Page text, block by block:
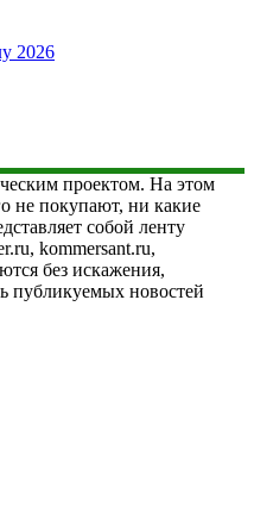
2026
проектом. На этом
не покупают, ни какие
собой ленту
kommersant.ru,
без искажения,
публикуемых новостей